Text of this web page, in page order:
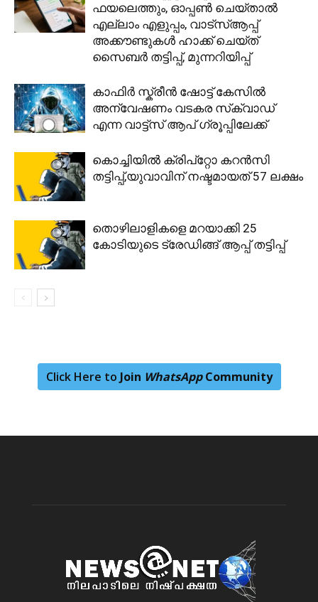
ഫയലെത്തും, ഓപ്പൺ ചെയ്താൽ
എല്ലാം എളുപ്പം, വാട്‌സ്ആപ്പ്
അക്കൗണ്ടുകൾ ഹാക്ക് ചെയ്ത്
സൈബർ തട്ടിപ്പ്, മുന്നറിയിപ്പ്
കാഫിർ സ്ക്രീൻ ഷോട്ട് കേസിൽ
അന്വേഷണം വടകര സ്‌ക്വാഡ്
എന്ന വാട്ട്‌സ് ആപ് ഗ്രൂപ്പിലേക്ക്
കൊച്ചിയിൽ ക്രിപ്റ്റോ കറൻസി
തട്ടിപ്പ്,യുവാവിന് നഷ്ടമായത് 57 ലക്ഷം
തൊഴിലാളികളെ മറയാക്കി 25
കോടിയുടെ ട്രേഡിങ്ങ് ആപ്പ് തട്ടിപ്പ്
Click Here to Join WhatsAppCommunity